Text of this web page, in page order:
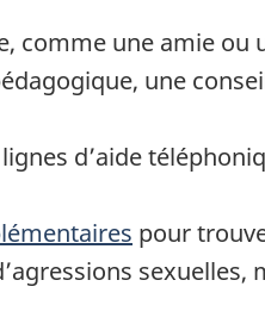
comme une amie
une
d’aide
pour
sexuelles,